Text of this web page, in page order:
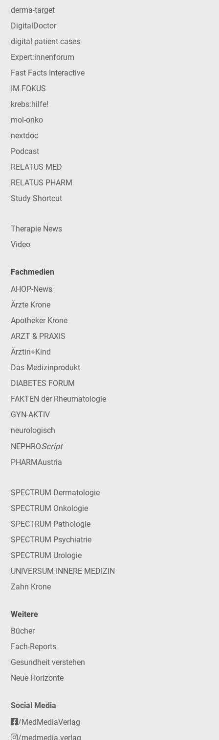
derma-target
DigitalDoctor
digital patient cases
Expert:innenforum
Fast Facts Interactive
IM FOKUS
krebs:hilfe!
mol-onko
nextdoc
Podcast
RELATUS MED
RELATUS PHARM
Study Shortcut
Therapie News
Video
Fachmedien
AHOP-News
Ärzte Krone
Apotheker Krone
ARZT & PRAXIS
Ärztin+Kind
Das Medizinprodukt
DIABETES FORUM
FAKTEN der Rheumatologie
GYN-AKTIV
neurologisch
NEPHROScript
PHARMAustria
SPECTRUM Dermatologie
SPECTRUM Onkologie
SPECTRUM Pathologie
SPECTRUM Psychiatrie
SPECTRUM Urologie
UNIVERSUM INNERE MEDIZIN
Zahn Krone
Weitere
Bücher
Fach-Reports
Gesundheit verstehen
Neue Horizonte
Social Media
/MedMediaVerlag
/medmedia.verlag